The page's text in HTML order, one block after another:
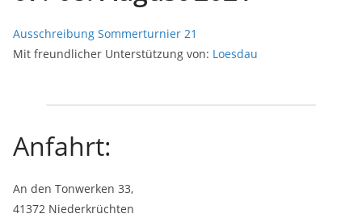
Ausschreibung Sommerturnier 21
Mit freundlicher Unterstützung von: Loesdau
Anfahrt:
An den Tonwerken 33,
41372 Niederkrüchten